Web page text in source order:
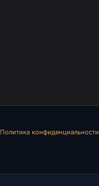
Политика конфиденциальности